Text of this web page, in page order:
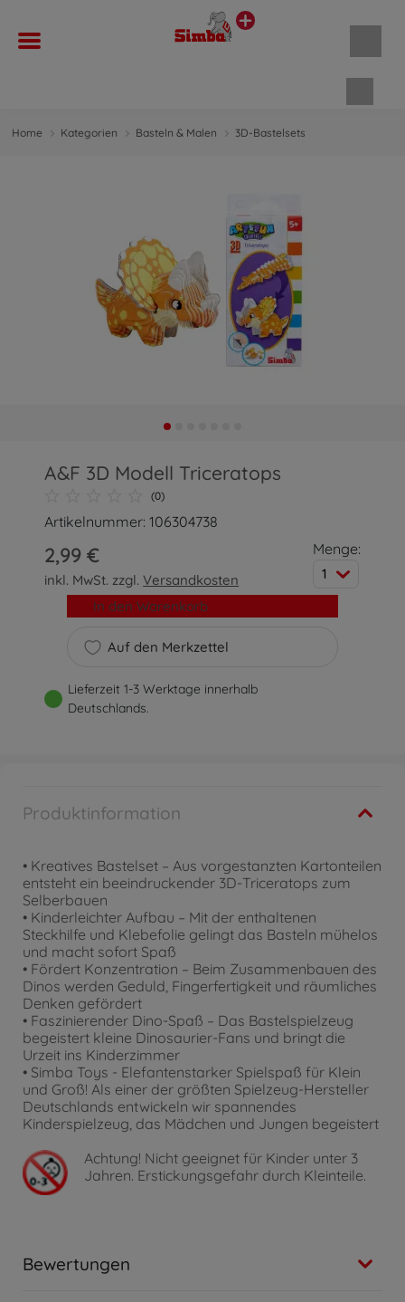
Home Kategorien Basteln & Malen 3D-Bastelsets
A&F 3D Modell Triceratops
(0)
Artikelnummer: 106304738
2,99 €
inkl. MwSt. zzgl.Versandkosten
Menge:
1
Auf den Merkzettel
In den Warenkorb
Lieferzeit 1-3 Werktage innerhalb
Deutschlands.
Produktinformation
• Kreatives Bastelset – Aus vorgestanzten Kartonteilen
entsteht ein beeindruckender 3D-Triceratops zum
Selberbauen
• Kinderleichter Aufbau – Mit der enthaltenen
Steckhilfe und Klebefolie gelingt das Basteln mühelos
und macht sofort Spaß
• Fördert Konzentration – Beim Zusammenbauen des
Dinos werden Geduld, Fingerfertigkeit und räumliches
Denken gefördert
• Faszinierender Dino-Spaß – Das Bastelspielzeug
begeistert kleine Dinosaurier-Fans und bringt die
Urzeit ins Kinderzimmer
• Simba Toys - Elefantenstarker Spielspaß für Klein
und Groß! Als einer der größten Spielzeug-Hersteller
Deutschlands entwickeln wir spannendes
Kinderspielzeug, das Mädchen und Jungen begeistert
Achtung! Nicht geeignet für Kinder unter 3
Jahren. Erstickungsgefahr durch Kleinteile.
Bewertungen